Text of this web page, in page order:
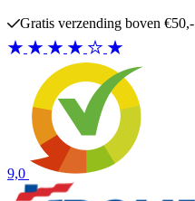
Gratis verzending boven €50,-
9,0